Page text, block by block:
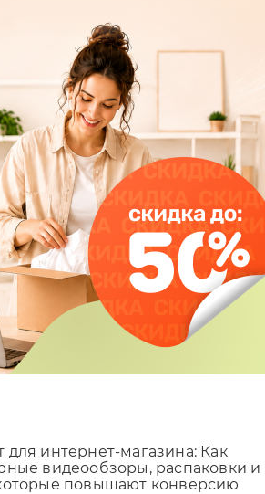
для интернет-магазина: Как
видеообзоры, распаковки и
повышают конверсию